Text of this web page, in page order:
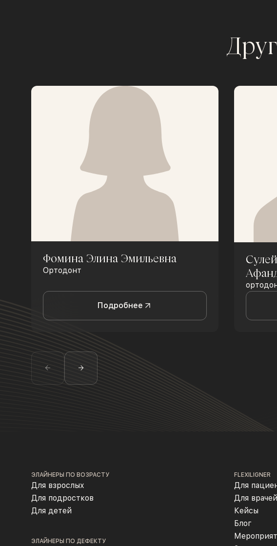
Фомина Элина Эмильевна
Ортодонт
Подробнее
ЭЛАЙНЕРЫ ПО ВОЗРАСТУ
Для взрослых
Для подростков
Для детей
ЭЛАЙНЕРЫ ПО ДЕФЕКТУ
FLEXILIGNER
Для
Для врачей
Кейсы
Блог